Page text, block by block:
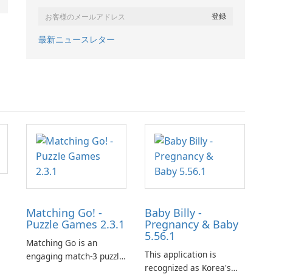
最新ニュースレター
Matching Go! -
Puzzle Games 2.3.1
Matching Go is an
engaging match-3 puzzle
Baby Billy -
Pregnancy & Baby
5.56.1
This application is
recognized as Korea's